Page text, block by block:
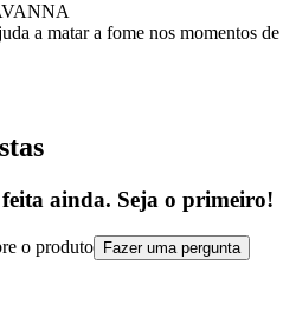
a matar a fome nos momentos de
ainda. Seja o primeiro!
o produto Fazer uma pergunta